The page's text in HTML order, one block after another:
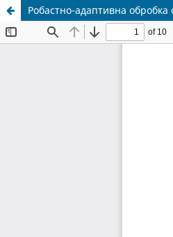
Робастно-адаптивна